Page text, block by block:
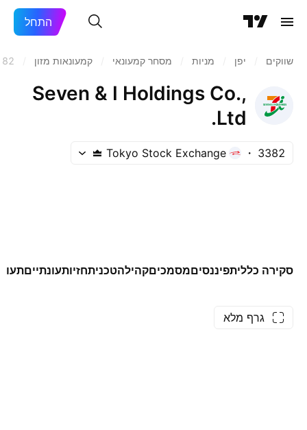
התחל
שווקים יפן‏ מניות‏ מסחר קמעונאי קמעונאות מזון
Seven & I Holdings Co.,
Ltd.
3382
Tokyo Stock Exchange
סקירה כלליתפיננסיםמסמכיםקהילהטכניתחזיותעונתיים
גרף מלא